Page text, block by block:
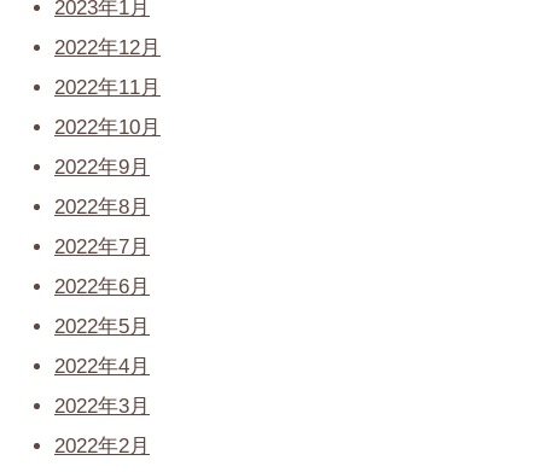
2023年1月
2022年12月
2022年11月
2022年10月
2022年9月
2022年8月
2022年7月
2022年6月
2022年5月
2022年4月
2022年3月
2022年2月